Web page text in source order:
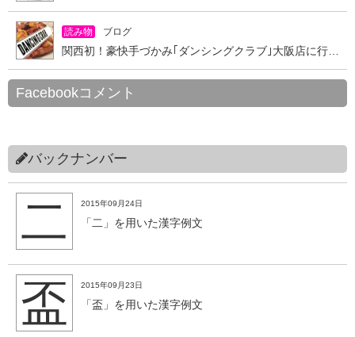
読み物 ブログ
Facebookコメント
バックナンバー
二 2015年09月24日
「二」を用いた漢字例文
盃 2015年09月23日
「盃」を用いた漢字例文